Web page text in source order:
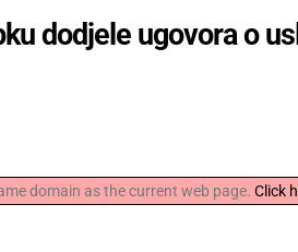
dodjele ugovora o
domain as the current web page. Click